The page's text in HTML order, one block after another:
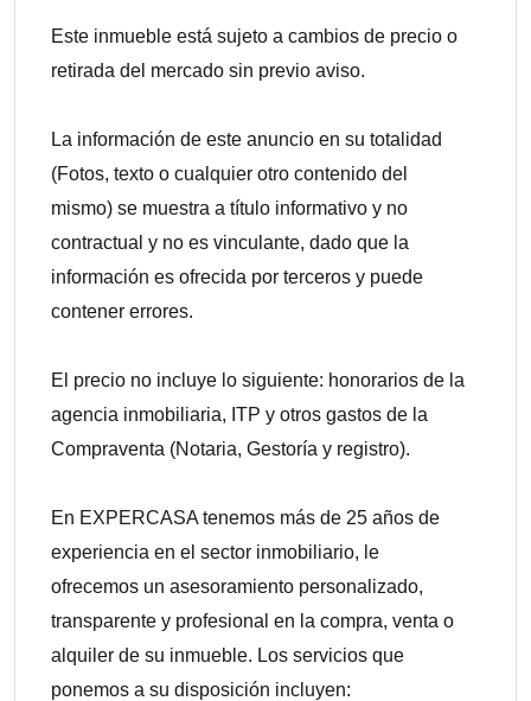
Este inmueble está sujeto a cambios de precio o
retirada del mercado sin previo aviso.
La información de este anuncio en su totalidad
(Fotos, texto o cualquier otro contenido del
mismo) se muestra a título informativo y no
contractual y no es vinculante, dado que la
información es ofrecida por terceros y puede
contener errores.
El precio no incluye lo siguiente: honorarios de la
agencia inmobiliaria, ITP y otros gastos de la
Compraventa (Notaria, Gestoría y registro).
En EXPERCASA tenemos más de 25 años de
experiencia en el sector inmobiliario, le
ofrecemos un asesoramiento personalizado,
transparente y profesional en la compra, venta o
alquiler de su inmueble. Los servicios que
ponemos a su disposición incluyen: